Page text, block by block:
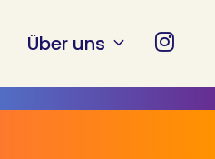
Über uns